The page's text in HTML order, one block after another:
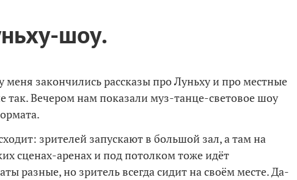
шоу.
меня закончились рассказы про Луньху и про местные
так. Вечером нам показали муз-танце-световое шоу
зрителей запускают в большой зал, а там на
сценах-аренах и под потолком тоже идёт
разные, но зритель всегда сидит на своём месте. Да-